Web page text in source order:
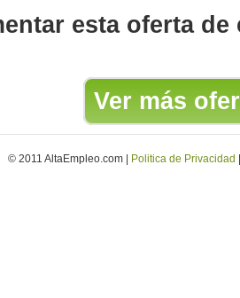
esta oferta de
Ver más
© 2011 AltaEmpleo.com | Politica de Privacidad